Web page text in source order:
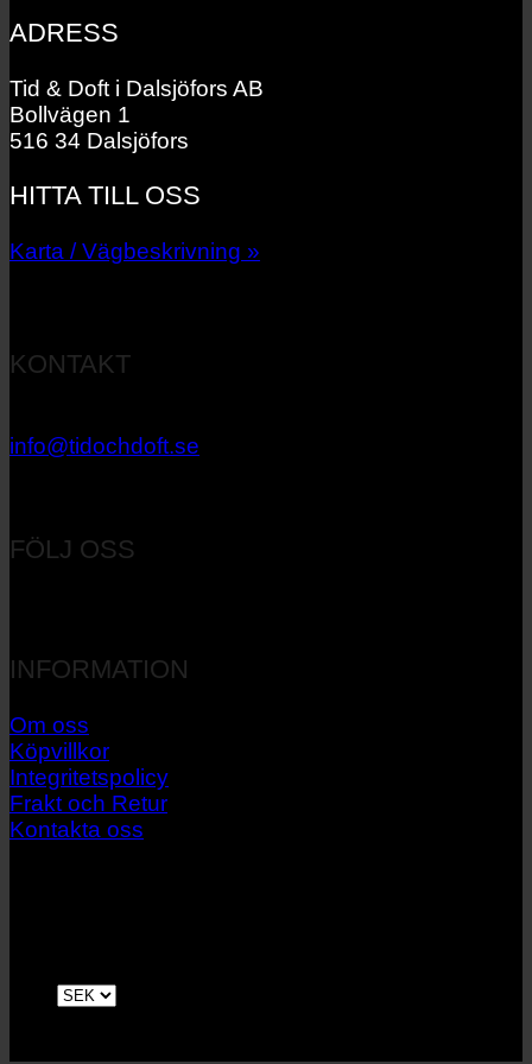
ADRESS
Tid & Doft i Dalsjöfors AB
Bollvägen 1
516 34 Dalsjöfors
HITTA TILL OSS
Karta / Vägbeskrivning »
KONTAKT
info@tidochdoft.se
FÖLJ OSS
INFORMATION
Om oss
Köpvillkor
Integritetspolicy
Frakt och Retur
Kontakta oss